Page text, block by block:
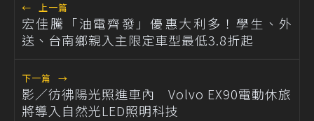
← 上一篇
宏佳騰「油電齊發」優惠大利多！學生、外
送、台南鄉親入主限定車型最低3.8折起
下一篇 →
影／彷彿陽光照進車內 Volvo EX90電動休旅
將導入自然光LED照明科技